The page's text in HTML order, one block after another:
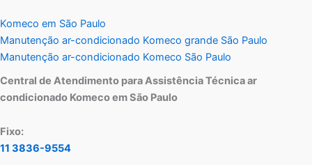
Komeco em São Paulo
Manutenção ar-condicionado Komeco grande São Paulo
Manutenção ar-condicionado Komeco São Paulo
Central de Atendimento para Assistência Técnica ar
condicionado Komeco em São Paulo
Fixo:
11 3836-9554